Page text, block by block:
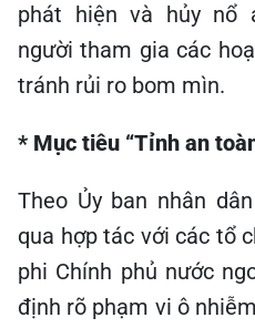
phát hiện và hủy nổ
người tham gia các
tránh rủi ro bom mìn.
* Mục tiêu “Tỉnh an
Theo Ủy ban nhân
qua hợp tác với các tổ
phi Chính phủ nước
định rõ phạm vi ô